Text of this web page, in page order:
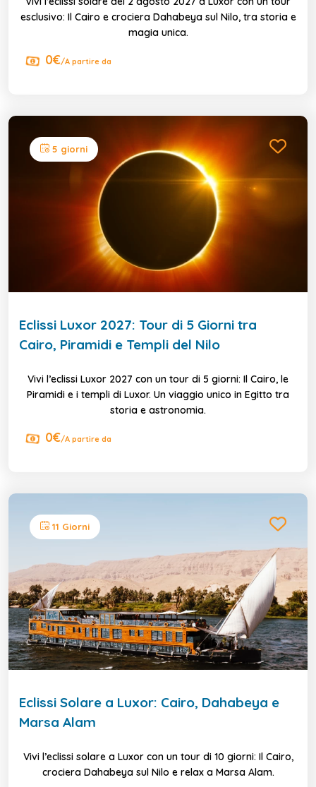
esclusivo: Il Cairo e crociera Dahabeya sul Nilo, tra storia e
magia unica.
0€/A partire da
5 giorni
Eclissi Luxor 2027: Tour di 5 Giorni tra
Cairo, Piramidi e Templi del Nilo
Vivi l’eclissi Luxor 2027 con un tour di 5 giorni: Il Cairo, le
Piramidi e i templi di Luxor. Un viaggio unico in Egitto tra
storia e astronomia.
0€/A partire da
11 Giorni
Eclissi Solare a Luxor: Cairo, Dahabeya e
Marsa Alam
Vivi l’eclissi solare a Luxor con un tour di 10 giorni: Il Cairo,
crociera Dahabeya sul Nilo e relax a Marsa Alam.